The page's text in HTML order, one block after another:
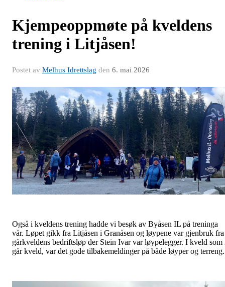
Kjempeoppmøte på kveldens
trening i Litjåsen!
Postet av Melhus Idrettslag den 6. mai 2026
Også i kveldens trening hadde vi besøk av Byåsen IL på treninga
vår. Løpet gikk fra Litjåsen i Granåsen og løypene var gjenbruk fra
gårkveldens bedriftsløp der Stein Ivar var løypelegger. I kveld som
går kveld, var det gode tilbakemeldinger på både løyper og